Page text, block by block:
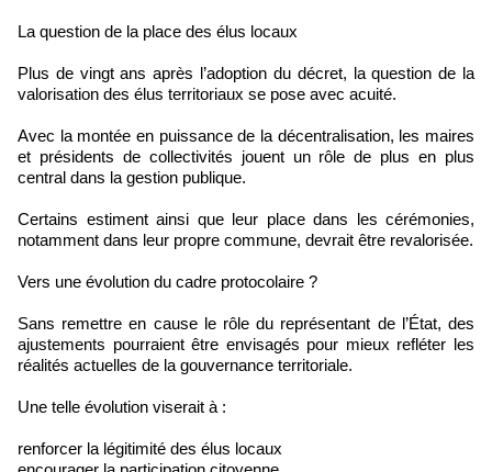
La question de la place des élus locaux
Plus de vingt ans après l’adoption du décret, la question de la
valorisation des élus territoriaux se pose avec acuité.
Avec la montée en puissance de la décentralisation, les maires
et présidents de collectivités jouent un rôle de plus en plus
central dans la gestion publique.
Certains estiment ainsi que leur place dans les cérémonies,
notamment dans leur propre commune, devrait être revalorisée.
Vers une évolution du cadre protocolaire ?
Sans remettre en cause le rôle du représentant de l’État, des
ajustements pourraient être envisagés pour mieux refléter les
réalités actuelles de la gouvernance territoriale.
Une telle évolution viserait à :
renforcer la légitimité des élus locaux